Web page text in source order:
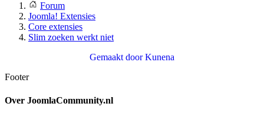
Forum
Joomla! Extensies
Core extensies
Slim zoeken werkt niet
Gemaakt doorKunena
Footer
Over JoomlaCommunity.nl